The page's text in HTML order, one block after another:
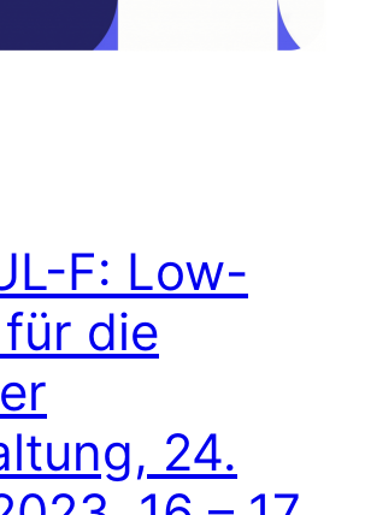
F: Low-
die
24.